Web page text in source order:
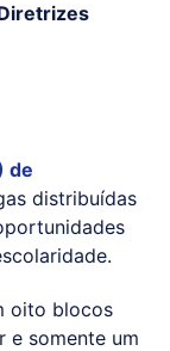
de
distribuídas
oito blocos
e somente um